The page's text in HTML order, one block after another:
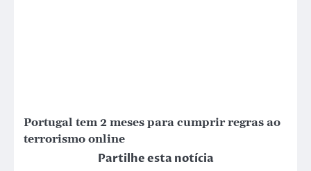
Portugal tem 2 meses para cumprir regras ao
terrorismo online
Partilhe esta notícia